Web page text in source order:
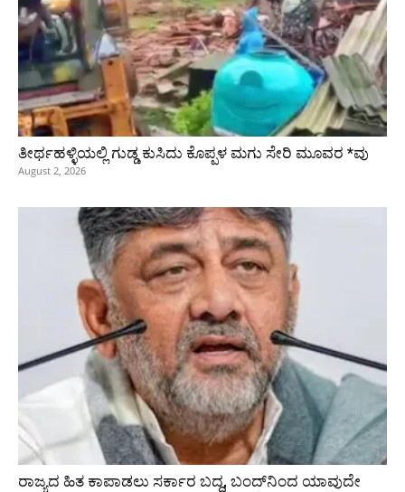
ತೀರ್ಥಹಳ್ಳಿಯಲ್ಲಿ ಗುಡ್ಡ ಕುಸಿದು ಕೊಪ್ಪಳ ಮಗು ಸೇರಿ ಮೂವರ *ವು
August 2, 2026
ರಾಜ್ಯದ ಹಿತ ಕಾಪಾಡಲು ಸರ್ಕಾರ ಬದ್ಧ, ಬಂದ್‌ನಿಂದ ಯಾವುದೇ